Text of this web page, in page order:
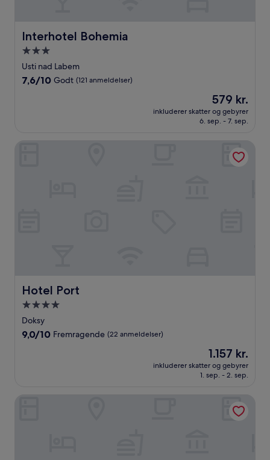
Interhotel Bohemia
Interhotel Bohemia
3.0-
stjernet
overnatningssted
Usti nad Labem
7.6
anmeldelser)
7,6/10 Godt (121 anmeldelser)
Prisen
er
579 kr.
579 kr.
inkluderer skatter og gebyrer
6. sep. - 7. sep.
Hotel Port
Hotel Port
4.0-
stjernet
overnatningssted
Doksy
9.0
anmeldelser)
9,0/10 Fremragende (22 anmeldelser)
Prisen
er
1.157 kr.
1.157 kr.
inkluderer skatter og gebyrer
1. sep. - 2. sep.